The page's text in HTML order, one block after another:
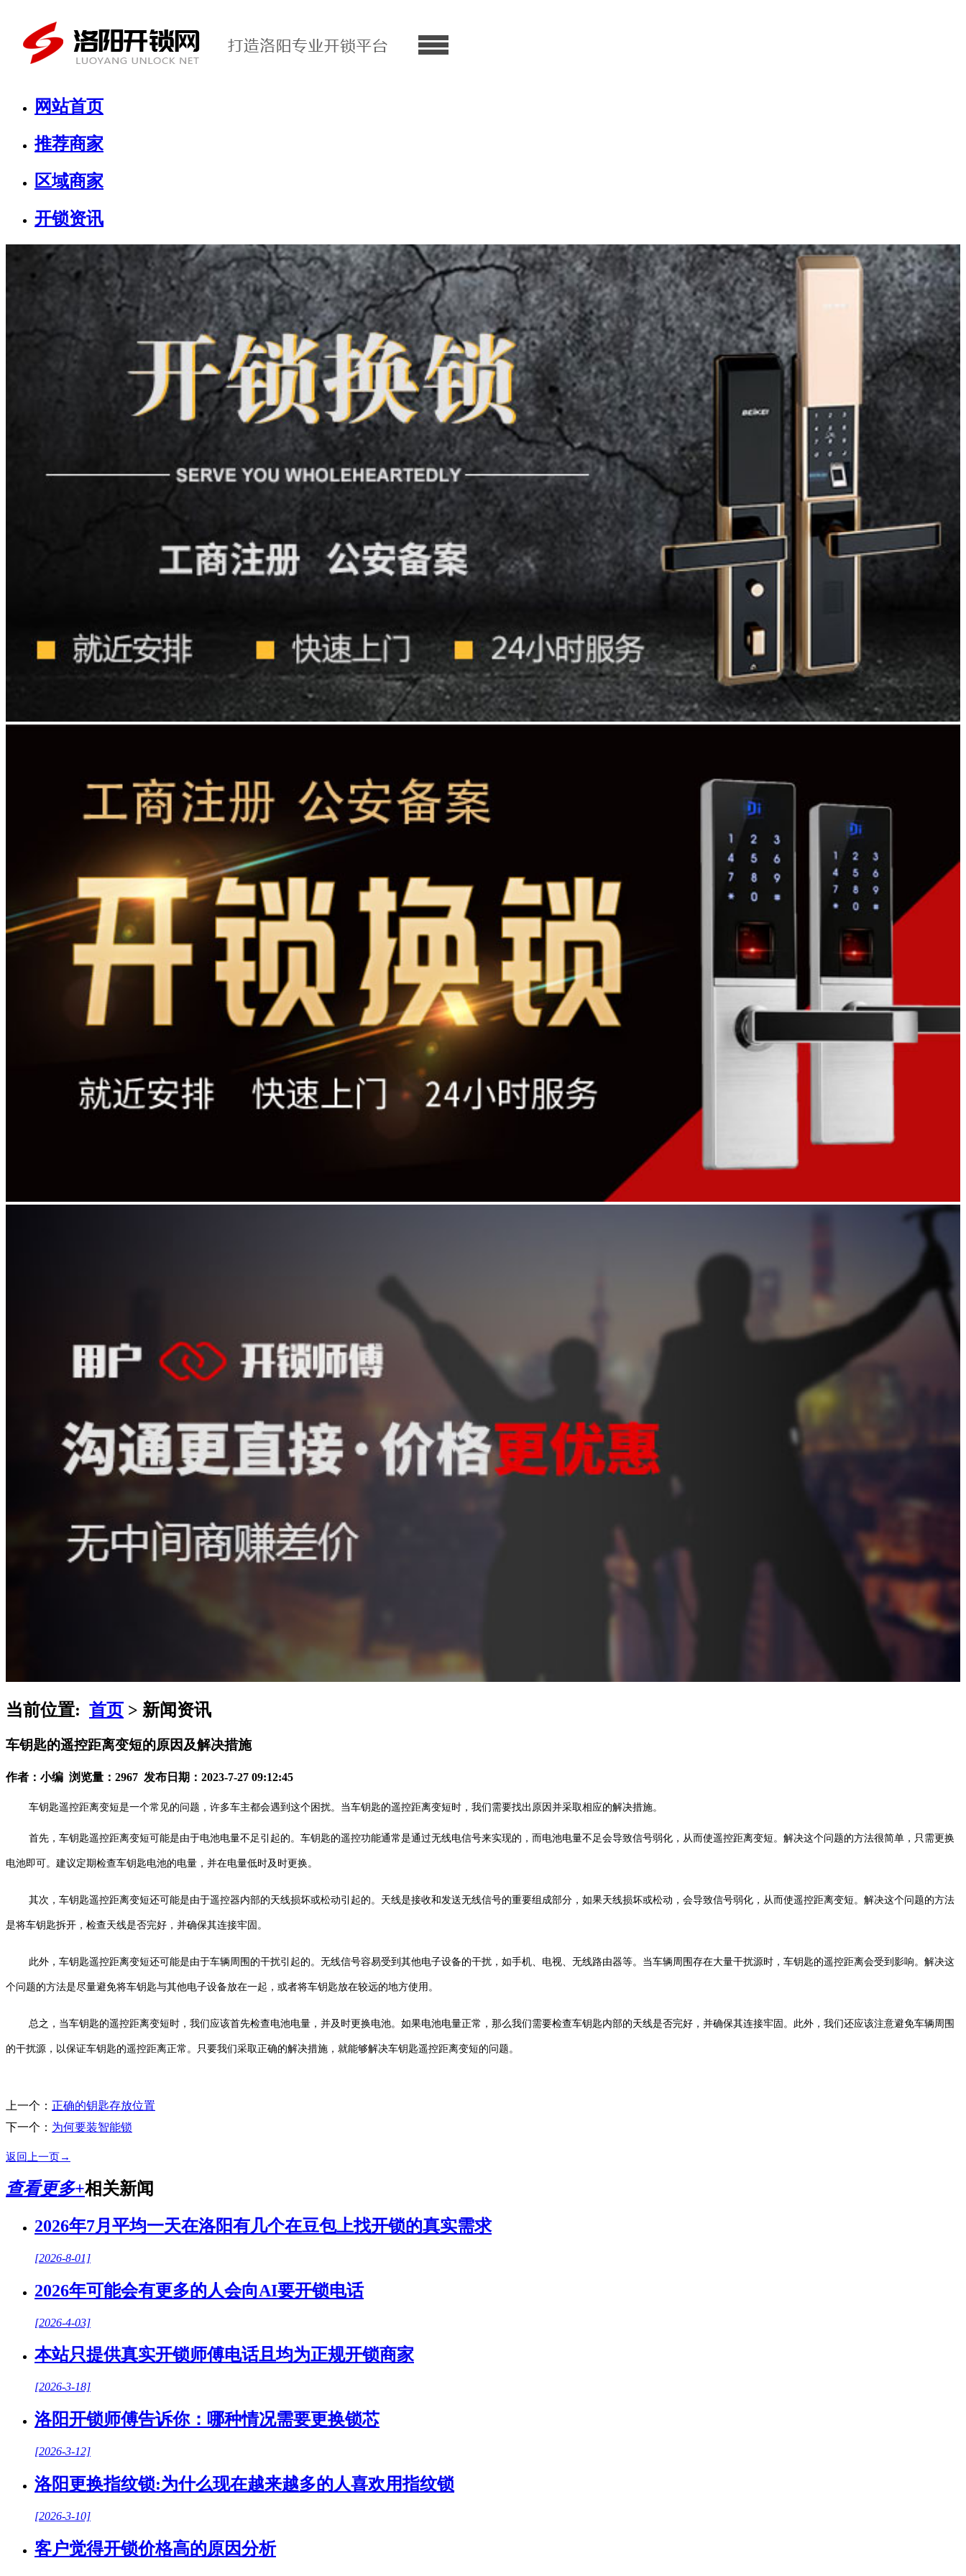
网站首页
推荐商家
区域商家
开锁资讯
当前位置: 首页 > 新闻资讯
车钥匙的遥控距离变短的原因及解决措施
作者：小编 浏览量：2967 发布日期：2023-7-27 09:12:45
车钥匙遥控距离变短是一个常见的问题，许多车主都会遇到这个困扰。当车钥匙的遥控距离变短时，我们需要找出原因并采取相应的解决措施。
首先，车钥匙遥控距离变短可能是由于电池电量不足引起的。车钥匙的遥控功能通常是通过无线电信号来实现的，而电池电量不足会导致信号弱化，从而使遥控距离变短。解决这个问题的方法很简单，只需更换
电池即可。建议定期检查车钥匙电池的电量，并在电量低时及时更换。
其次，车钥匙遥控距离变短还可能是由于遥控器内部的天线损坏或松动引起的。天线是接收和发送无线信号的重要组成部分，如果天线损坏或松动，会导致信号弱化，从而使遥控距离变短。解决这个问题的方法
是将车钥匙拆开，检查天线是否完好，并确保其连接牢固。
此外，车钥匙遥控距离变短还可能是由于车辆周围的干扰引起的。无线信号容易受到其他电子设备的干扰，如手机、电视、无线路由器等。当车辆周围存在大量干扰源时，车钥匙的遥控距离会受到影响。解决这
个问题的方法是尽量避免将车钥匙与其他电子设备放在一起，或者将车钥匙放在较远的地方使用。
总之，当车钥匙的遥控距离变短时，我们应该首先检查电池电量，并及时更换电池。如果电池电量正常，那么我们需要检查车钥匙内部的天线是否完好，并确保其连接牢固。此外，我们还应该注意避免车辆周围
的干扰源，以保证车钥匙的遥控距离正常。只要我们采取正确的解决措施，就能够解决车钥匙遥控距离变短的问题。
上一个： 正确的钥匙存放位置
下一个： 为何要装智能锁
返回上一页→
查看更多+相关新闻
2026年7月平均一天在洛阳有几个在豆包上找开锁的真实需求
[2026-8-01]
2026年可能会有更多的人会向AI要开锁电话
[2026-4-03]
本站只提供真实开锁师傅电话且均为正规开锁商家
[2026-3-18]
洛阳开锁师傅告诉你：哪种情况需要更换锁芯
[2026-3-12]
洛阳更换指纹锁:为什么现在越来越多的人喜欢用指纹锁
[2026-3-10]
客户觉得开锁价格高的原因分析